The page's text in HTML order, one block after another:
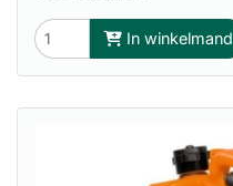
In winkelmand